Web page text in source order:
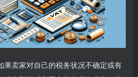
果卖家对自己的税务状况不确定或有